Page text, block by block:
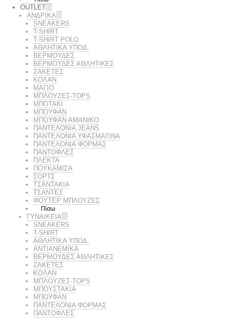
OUTLET
ΑΝΔΡΙΚΑ
SNEAKERS
T-SHIRT
T-SHIRT POLO
ΑΘΛΗΤΙΚΑ ΥΠΟΔ.
ΒΕΡΜΟΥΔΕΣ
ΒΕΡΜΟΥΔΕΣ ΑΘΛΗΤΙΚΕΣ
ΖΑΚΕΤΕΣ
ΚΟΛΑΝ
ΜΑΓΙΟ
ΜΠΛΟΥΖΕΣ-TOPS
ΜΠΟΤΑΚΙ
ΜΠΟΥΦΑΝ
ΜΠΟΥΦΑΝ ΑΜΑΝΙΚΟ
ΠΑΝΤΕΛΟΝΙΑ JEANS
ΠΑΝΤΕΛΟΝΙΑ ΥΦΑΣΜΑΤΙΝΑ
ΠΑΝΤΕΛΟΝΙΑ ΦΟΡΜΑΣ
ΠΑΝΤΟΦΛΕΣ
ΠΛΕΚΤΑ
ΠΟΥΚΑΜΙΣΑ
ΣΟΡΤΣ
ΤΣΑΝΤΑΚΙΑ
ΤΣΑΝΤΕΣ
ΦΟΥΤΕΡ ΜΠΛΟΥΖΕΣ
Πίσω
ΓΥΝΑΙΚΕΙΑ
SNEAKERS
T-SHIRT
ΑΘΛΗΤΙΚΑ ΥΠΟΔ.
ΑΝΤΙΑΝΕΜΙΚΑ
ΒΕΡΜΟΥΔΕΣ ΑΘΛΗΤΙΚΕΣ
ΖΑΚΕΤΕΣ
ΚΟΛΑΝ
ΜΠΛΟΥΖΕΣ-TOPS
ΜΠΟΥΣΤΑΚΙΑ
ΜΠΟΥΦΑΝ
ΠΑΝΤΕΛΟΝΙΑ ΦΟΡΜΑΣ
ΠΑΝΤΟΦΛΕΣ